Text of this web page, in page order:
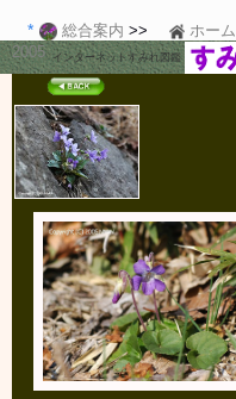
総合案内 ホーム
2005
インターネットすみれ図鑑